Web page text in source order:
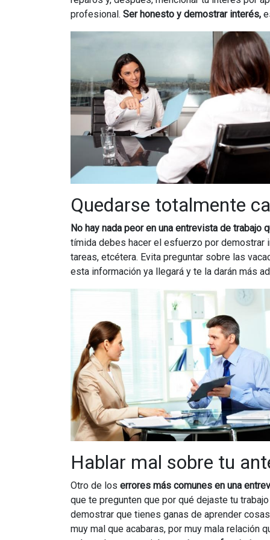
profesional. Ser honesto y demostrar interés,
Quedarse totalmente
No hay nada peor en una entrevista de trabajo
tímida debes hacer el esfuerzo por demostrar
tareas, etcétera. Evita preguntar sobre las
esta información ya llegará y te la darán más
Hablar mal sobre tu
Otro de los errores más comunes en una
que te pregunten que por qué dejaste tu
demostrar que tienes ganas de aprender
muy mal que acabaras, por muy mala relación